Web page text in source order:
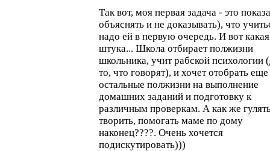
Так вот, моя первая задача - это
объяснять и не доказывать), что
надо ей в первую очередь. И вот какая
штука... Школа отбирает полжизни
школьника, учит рабской психологии
то, что говорят), и хочет отобрать
остальные полжизни на выполнение
домашних заданий и подготовку к
различным проверкам. А как же
творить, помогать маме по дому
наконец????. Очень хочется
подискутировать)))